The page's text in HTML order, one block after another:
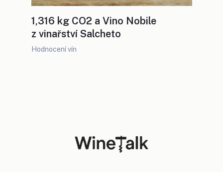
1,316 kg CO2 a Vino Nobile
z vinařství Salcheto
Hodnocení vín